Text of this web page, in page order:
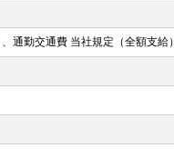
通勤交通費 当社規定（全額支給）